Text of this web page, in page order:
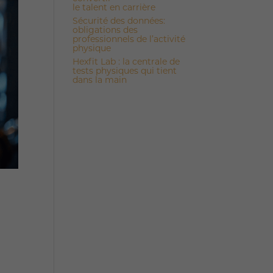
le talent en carrière
Sécurité des données:
obligations des
professionnels de l’activité
physique
Hexfit Lab : la centrale de
tests physiques qui tient
dans la main